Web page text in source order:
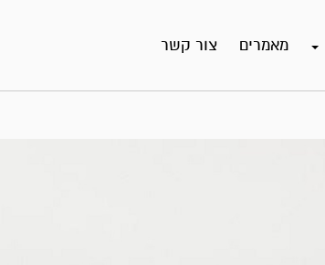
מאמרים צור קשר